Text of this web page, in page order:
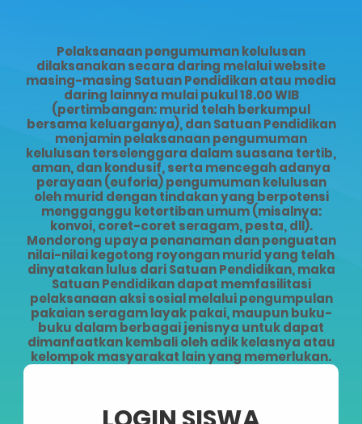
Pelaksanaan pengumuman kelulusan
dilaksanakan secara daring melalui website
masing-masing Satuan Pendidikan atau media
daring lainnya mulai pukul 18.00 WIB
(pertimbangan: murid telah berkumpul
bersama keluarganya), dan Satuan Pendidikan
menjamin pelaksanaan pengumuman
kelulusan terselenggara dalam suasana tertib,
aman, dan kondusif, serta mencegah adanya
perayaan (euforia) pengumuman kelulusan
oleh murid dengan tindakan yang berpotensi
mengganggu ketertiban umum (misalnya:
konvoi, coret-coret seragam, pesta, dll).
Mendorong upaya penanaman dan penguatan
nilai-nilai kegotong royongan murid yang telah
dinyatakan lulus dari Satuan Pendidikan, maka
Satuan Pendidikan dapat memfasilitasi
pelaksanaan aksi sosial melalui pengumpulan
pakaian seragam layak pakai, maupun buku-
buku dalam berbagai jenisnya untuk dapat
dimanfaatkan kembali oleh adik kelasnya atau
kelompok masyarakat lain yang memerlukan.